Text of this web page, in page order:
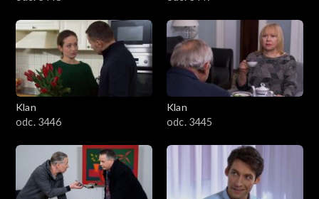
Klan
odc. 3446
Klan
odc. 3445